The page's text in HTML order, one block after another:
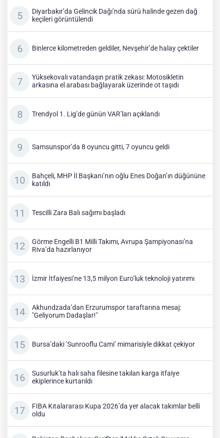
Diyarbakır’da Gelincik Dağı’nda sürü halinde gezen dağ
keçileri görüntülendi
Binlerce kilometreden geldiler, Nevşehir’de halay çektiler
Yüksekovalı vatandaşın pratik zekası: Motosikletin
arkasına el arabası bağlayarak üzerinde ot taşıdı
Trendyol 1. Lig’de günün VAR’ları açıklandı
Samsunspor’da 8 oyuncu gitti, 7 oyuncu geldi
Bahçeli, MHP İl Başkanı’nın oğlu Enes Doğan’ın düğününe
katıldı
Tescilli Zara Balı sağımı başladı
Görme Engelli B1 Milli Takımı, Avrupa Şampiyonası’na
Riva’da hazırlanıyor
İzmir İtfaiyesi’ne 13,5 milyon Euro’luk teknoloji yatırımı
Akhundzada’dan Erzurumspor taraftarına mesaj:
"Geliyorum Dadaşlar!"
Bursa’daki ’Sunrooflu Cami’ mimarisiyle dikkat çekiyor
Susurluk’ta halı saha filesine takılan karga itfaiye
ekiplerince kurtarıldı
FIBA Kıtalararası Kupa 2026’da yer alacak takımlar belli
oldu